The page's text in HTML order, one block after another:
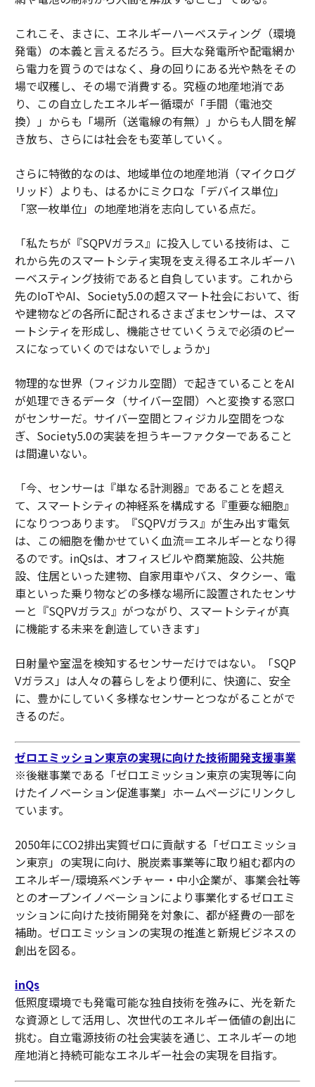
これこそ、まさに、エネルギーハーベスティング（環境
発電）の本義と言えるだろう。巨大な発電所や配電網か
ら電力を買うのではなく、身の回りにある光や熱をその
場で収穫し、その場で消費する。究極の地産地消であ
り、この自立したエネルギー循環が「手間（電池交
換）」からも「場所（送電線の有無）」からも人間を解
き放ち、さらには社会をも変革していく。
さらに特徴的なのは、地域単位の地産地消（マイクログ
リッド）よりも、はるかにミクロな「デバイス単位」
「窓一枚単位」の地産地消を志向している点だ。
「私たちが『SQPVガラス』に投入している技術は、こ
れから先のスマートシティ実現を支え得るエネルギーハ
ーベスティング技術であると自負しています。これから
先のIoTやAI、Society5.0の超スマート社会において、街
や建物などの各所に配されるさまざまセンサーは、スマ
ートシティを形成し、機能させていくうえで必須のピー
スになっていくのではないでしょうか」
物理的な世界（フィジカル空間）で起きていることをAI
が処理できるデータ（サイバー空間）へと変換する窓口
がセンサーだ。サイバー空間とフィジカル空間をつな
ぎ、Society5.0の実装を担うキーファクターであること
は間違いない。
「今、センサーは『単なる計測器』であることを超え
て、スマートシティの神経系を構成する『重要な細胞』
になりつつあります。『SQPVガラス』が生み出す電気
は、この細胞を働かせていく血流＝エネルギーとなり得
るのです。inQsは、オフィスビルや商業施設、公共施
設、住居といった建物、自家用車やバス、タクシー、電
車といった乗り物などの多様な場所に設置されたセンサ
ーと『SQPVガラス』がつながり、スマートシティが真
に機能する未来を創造していきます」
日射量や室温を検知するセンサーだけではない。「SQP
Vガラス」は人々の暮らしをより便利に、快適に、安全
に、豊かにしていく多様なセンサーとつながることがで
きるのだ。
ゼロエミッション東京の実現に向けた技術開発支援事業
※後継事業である「ゼロエミッション東京の実現等に向
けたイノベーション促進事業」ホームページにリンクし
ています。
2050年にCO2排出実質ゼロに貢献する「ゼロエミッショ
ン東京」の実現に向け、脱炭素事業等に取り組む都内の
エネルギー/環境系ベンチャー・中小企業が、事業会社等
とのオープンイノベーションにより事業化するゼロエミ
ッションに向けた技術開発を対象に、都が経費の一部を
補助。ゼロエミッションの実現の推進と新規ビジネスの
創出を図る。
inQs
低照度環境でも発電可能な独自技術を強みに、光を新た
な資源として活用し、次世代のエネルギー価値の創出に
挑む。自立電源技術の社会実装を通じ、エネルギーの地
産地消と持続可能なエネルギー社会の実現を目指す。